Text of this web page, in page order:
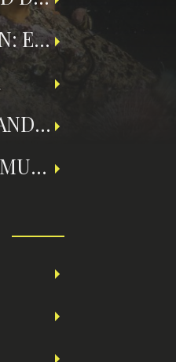
RONNY ARNESEN: ET TILBAKEBLIKK PÅ TEKNISK DYKKING
KURS I GASSBLANDING OG NITROXDYKKING
NYTT ÅR – NYE MULIGHETER